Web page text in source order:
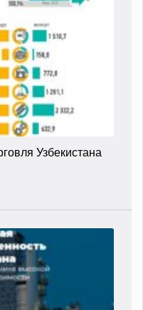
Узбекистана